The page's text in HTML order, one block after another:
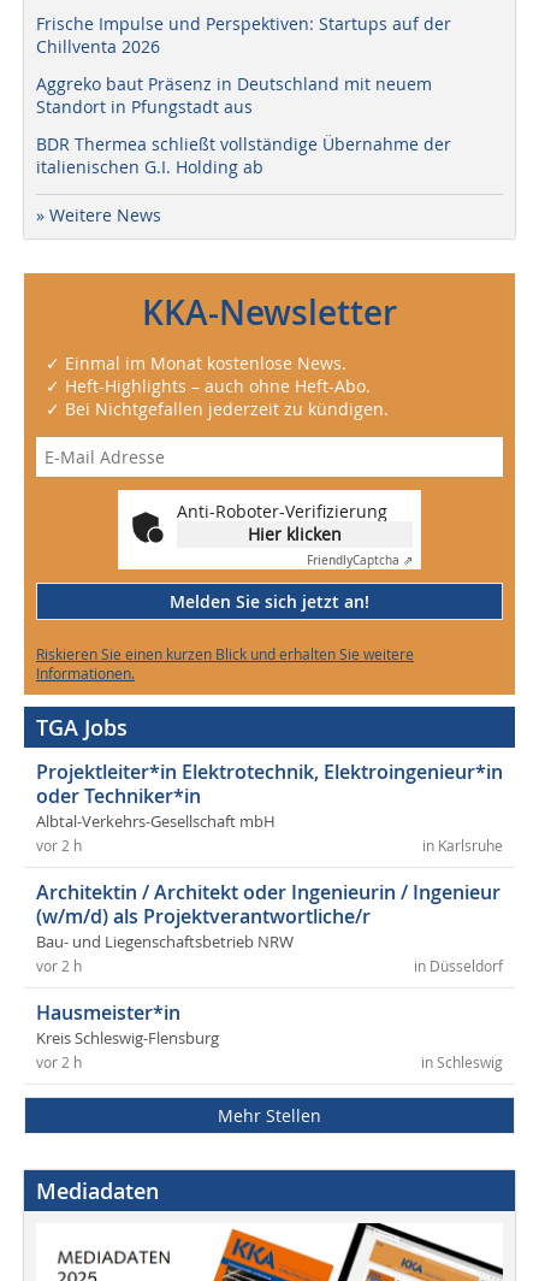
Frische Impulse und Perspektiven: Startups auf der
Chillventa 2026
Aggreko baut Präsenz in Deutschland mit neuem
Standort in Pfungstadt aus
BDR Thermea schließt vollständige Übernahme der
italienischen G.I. Holding ab
» Weitere News
KKA-Newsletter
✓ Einmal im Monat kostenlose News.
✓ Heft-Highlights – auch ohne Heft-Abo.
✓ Bei Nichtgefallen jederzeit zu kündigen.
Anti-Roboter-Verifizierung
Hier klicken
FriendlyCaptcha ⇗
Melden Sie sich jetzt an!
Riskieren Sie einen kurzen Blick und erhalten Sie weitere
Informationen.
TGA Jobs
Projektleiter*in Elektrotechnik, Elektroingenieur*in
oder Techniker*in
Albtal-Verkehrs-Gesellschaft mbH
in Karlsruhe
vor 2 h
Architektin / Architekt oder Ingenieurin / Ingenieur
(w/m/d) als Projektverantwortliche/r
Bau- und Liegenschaftsbetrieb NRW
in Düsseldorf
vor 2 h
Hausmeister*in
Kreis Schleswig-Flensburg
in Schleswig
vor 2 h
Mehr Stellen
Mediadaten